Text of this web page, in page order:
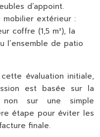
d’appoint.
mobilier extérieur :
coffre (1,5 m³), la
l’ensemble de patio
évaluation initiale,
est basée sur la
sur une simple
étape pour éviter les
finale.